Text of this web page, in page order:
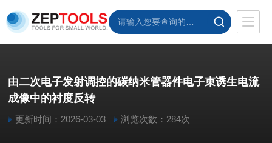
由二次电子发射调控的碳纳米管器件电子束诱生电流
成像中的衬度反转
更新时间：2026-03-03 浏览次数：284次